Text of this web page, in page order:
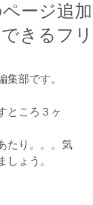
ージ追加
きるフリ
集部です。
ところ３ヶ
たり。。。気
しょう。